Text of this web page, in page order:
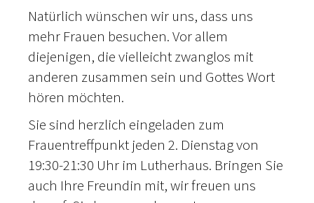
Natürlich wünschen wir uns, dass uns
mehr Frauen besuchen. Vor allem
diejenigen, die vielleicht zwanglos mit
anderen zusammen sein und Gottes Wort
hören möchten.
Sie sind herzlich eingeladen zum
Frauentreffpunkt jeden 2. Dienstag von
19:30-21:30 Uhr im Lutherhaus. Bringen Sie
auch Ihre Freundin mit, wir freuen uns